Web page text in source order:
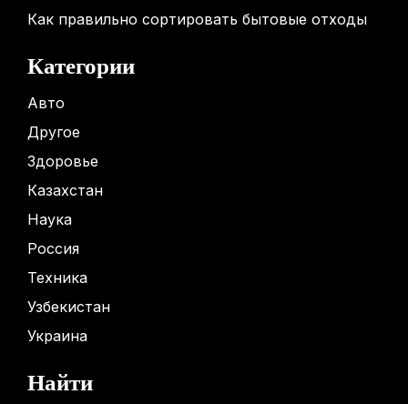
Как правильно сортировать бытовые отходы
Категории
Авто
Другое
Здоровье
Казахстан
Наука
Россия
Техника
Узбекистан
Украина
Найти